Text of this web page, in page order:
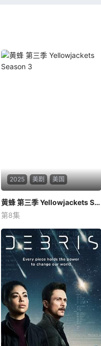
2025 美剧 美国
黄蜂 第三季 Yellowjackets Season 3
1996年，新泽西州高中的一支
名为“黄蜂”的高中女子足球队前
往西雅图参加全国锦标赛，她
们乘坐的私人飞机在飞越加拿
大时不幸坠毁在无人荒野的深
处。幸存下来的队员最终在野
外生存了19个月。25年后，承
受着身
黄蜂 第三季 Yellowjackets Season 3
第8集